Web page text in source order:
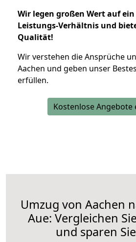
Wir legen großen Wert auf
Leistungs-Verhältnis und
Qualität!
Wir verstehen die Ansprüche
Aachen und geben unser
erfüllen.
Kostenlose Angebote
Umzug von Aachen
Aue: Vergleichen
und sparen